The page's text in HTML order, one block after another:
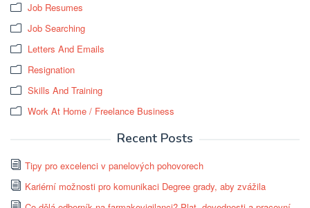
Job Resumes
Job Searching
Letters And Emails
Resignation
Skills And Training
Work At Home / Freelance Business
Recent Posts
Tipy pro excelenci v panelových pohovorech
Kariérní možnosti pro komunikaci Degree grady, aby zvážila